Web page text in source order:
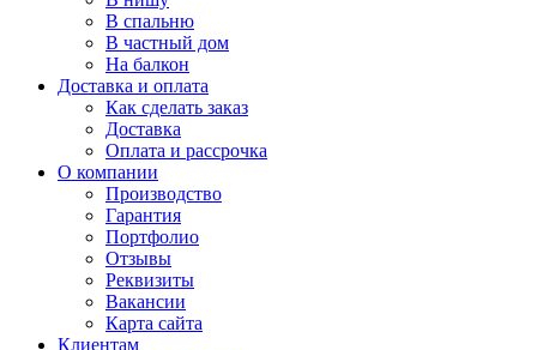
В спальню
В частный дом
На балкон
Доставка и оплата
Как сделать заказ
Доставка
Оплата и рассрочка
О компании
Производство
Гарантия
Портфолио
Отзывы
Реквизиты
Вакансии
Карта сайта
Клиентам